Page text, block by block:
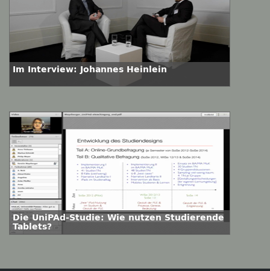
Im Interview: Johannes Heinlein
Die UniPAd-Studie: Wie nutzen Studierende
Tablets?